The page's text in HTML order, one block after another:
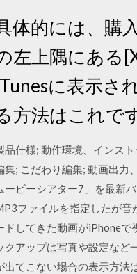
体的には、購
左上隅にある
に表示さ
方法はこれで
品仕様; 動作環境、インス
集; こだわり編集; 動画出力
ービーシアター7」を最新
ファイルを指定したが音
ドしてきた動画がiPhoneで
クアップは写真や設定など
出てこない場合の表示方法